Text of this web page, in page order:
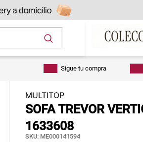
Sigue tu compra
MULTITOP
SOFA TREVOR
1633608
SKU: ME000141594